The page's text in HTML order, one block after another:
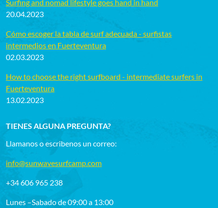
Surfing and nomad lifestyle goes hand in hand
20.04.2023
Cómo escoger la tabla de surf adecuada - surfistas
intermedios en Fuerteventura
02.03.2023
How to choose the right surfboard - intermediate surfers in
Fuerteventura
13.02.2023
TIENES ALGUNA PREGUNTA?
Llamanos o escribenos un correo:
info@sunwavesurfcamp.com
+34 606 965 238
Lunes –Sabado de 09:00 a 13:00